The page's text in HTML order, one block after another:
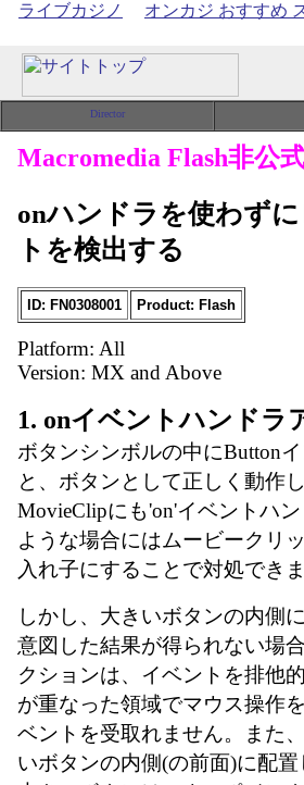
ライブカジノ オンカジ おすすめ
Macromedia Flash非公
onハンドラを使わず
トを検出する
ID: FN0308001 Product: Flash
Platform: All
Version: MX and Above
1. onイベントハンドラ
ボタンシンボルの中にButton
と、ボタンとして正しく動作
MovieClipにも'on'イベントハ
ような場合にはムービークリ
入れ子にすることで対処できま
しかし、大きいボタンの内側
意図した結果が得られない場
クションは、イベントを排他
が重なった領域でマウス操作
ベントを受取れません。また
いボタンの内側(の前面)に配